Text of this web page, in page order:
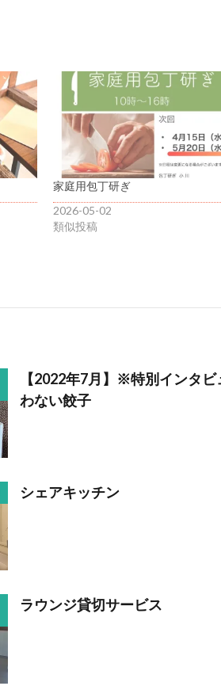
家庭用包丁研ぎ
2026-05-02
類似投稿
【2022年7月】※特別インタ
わない餃子
シェアキッチン
ラウンジ貸切サービス